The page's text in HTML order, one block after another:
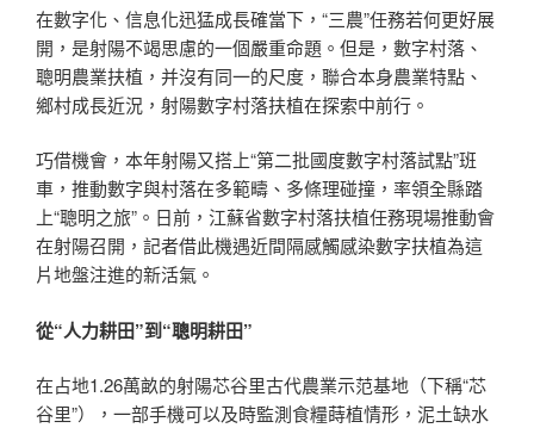
在數字化、信息化迅猛成長確當下，“三農”任務若何更好展
開，是射陽不竭思慮的一個嚴重命題。但是，數字村落、
聰明農業扶植，并沒有同一的尺度，聯合本身農業特點、
鄉村成長近況，射陽數字村落扶植在探索中前行。
巧借機會，本年射陽又搭上“第二批國度數字村落試點”班
車，推動數字與村落在多範疇、多條理碰撞，率領全縣踏
上“聰明之旅”。日前，江蘇省數字村落扶植任務現場推動會
在射陽召開，記者借此機遇近間隔感觸感染數字扶植為這
片地盤注進的新活氣。
從“人力耕田”到“聰明耕田”
在占地1.26萬畝的射陽芯谷里古代農業示范基地（下稱“芯
谷里”），一部手機可以及時監測食糧蒔植情形，泥土缺水